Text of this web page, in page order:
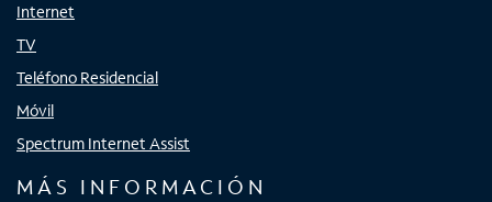
Internet
TV
Teléfono Residencial
Móvil
Spectrum Internet Assist
MÁS INFORMACIÓN